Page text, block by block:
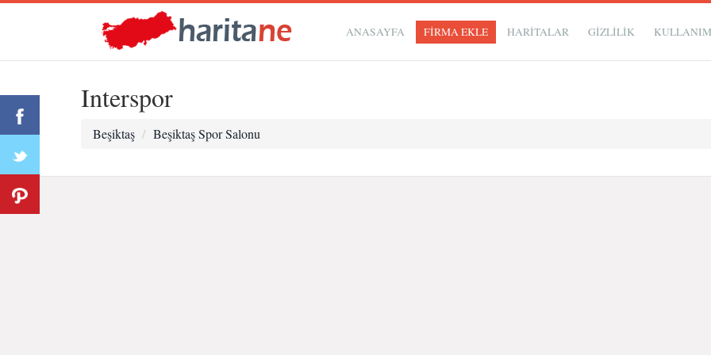
ANASAYFA FİRMA EKLE HARİTALAR GIZLILIK
Interspor
Beşiktaş Beşiktaş Spor Salonu